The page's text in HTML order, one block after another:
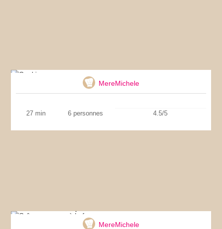
MereMichele
27 min 6 personnes 4.5/5
MereMichele